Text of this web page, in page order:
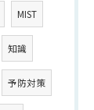
MIST
知識
予防対策